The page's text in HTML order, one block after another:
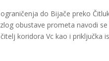
do Bijače preko
obustave prometa navodi
koridora Vc kao i priključka